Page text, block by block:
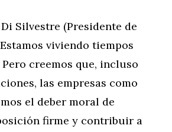
Silvestre (Presidente de
viviendo tiempos
creemos que, incluso
las empresas como
el deber moral de
firme y contribuir a